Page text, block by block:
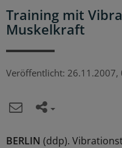
Training mit
Muskelkraft
Veröffentlicht: 26.11.2007,
BERLIN (ddp).